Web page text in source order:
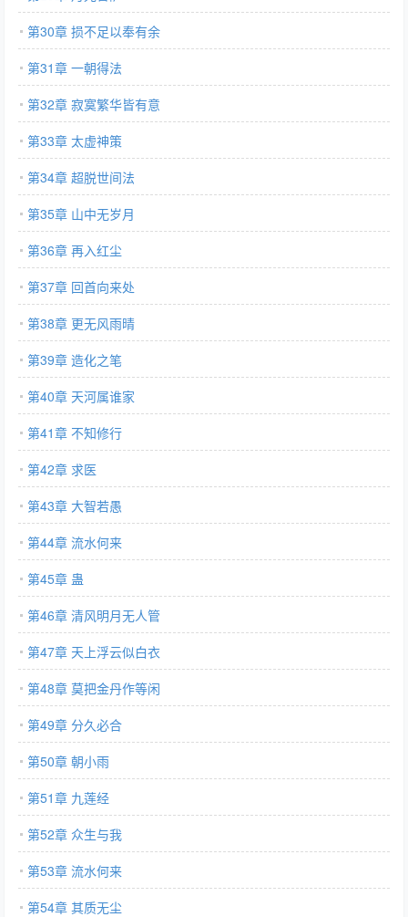
第30章 损不足以奉有余
第31章 一朝得法
第32章 寂寞繁华皆有意
第33章 太虚神策
第34章 超脱世间法
第35章 山中无岁月
第36章 再入红尘
第37章 回首向来处
第38章 更无风雨晴
第39章 造化之笔
第40章 天河属谁家
第41章 不知修行
第42章 求医
第43章 大智若愚
第44章 流水何来
第45章 蛊
第46章 清风明月无人管
第47章 天上浮云似白衣
第48章 莫把金丹作等闲
第49章 分久必合
第50章 朝小雨
第51章 九莲经
第52章 众生与我
第53章 流水何来
第54章 其质无尘